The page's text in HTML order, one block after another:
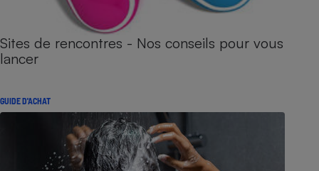
Sites de rencontres - Nos conseils pour vous
lancer
GUIDE D'ACHAT